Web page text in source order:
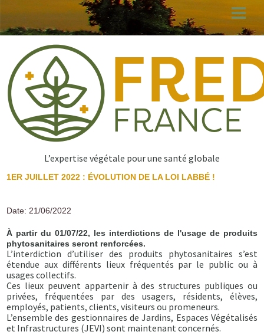
au
principal
L’expertise végétale pour une santé globale
1ER JUILLET 2022 : ÉVOLUTION DE LA LOI LABBÉ !
Date: 21/06/2022
À partir du 01/07/22, les interdictions de l'usage de produits
phytosanitaires seront renforcées.
L’interdiction d’utiliser des produits phytosanitaires s’est
étendue aux différents lieux fréquentés par le public ou à
usages collectifs.
Ces lieux peuvent appartenir à des structures publiques ou
privées, fréquentées par des usagers, résidents, élèves,
employés, patients, clients, visiteurs ou promeneurs.
L’ensemble des gestionnaires de Jardins, Espaces Végétalisés
et Infrastructures (JEVI) sont maintenant concernés.